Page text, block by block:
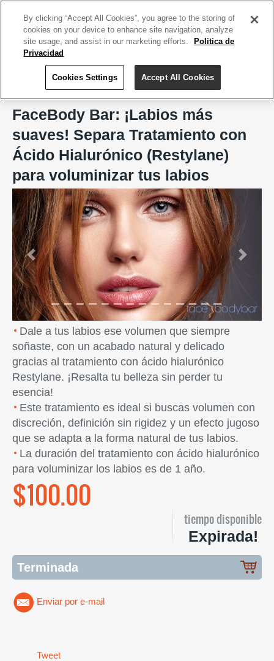
FaceBody Bar, San Juan
FaceBody Bar: ¡Labios más
suaves! Separa Tratamiento con
Ácido Hialurónico (Restylane)
para voluminizar tus labios
Previous Next
Dale a tus labios ese volumen que siempre
soñaste, con un acabado natural y delicado
gracias al tratamiento con ácido hialurónico
Restylane. ¡Resalta tu belleza sin perder tu
esencia!
Este tratamiento es ideal si buscas volumen con
discreción, definición sin rigidez y un efecto jugoso
que se adapta a la forma natural de tus labios.
La duración del tratamiento con ácido hialurónico
para voluminizar los labios es de 1 año.
$100.00
tiempo disponible
Expirada!
Terminada
Enviar por e-mail
Tweet
By clicking “Accept All Cookies”, you agree to the storing of
cookies on your device to enhance site navigation, analyze
site usage, and assist in our marketing efforts.
Politica de
Privacidad
Cookies Settings Accept All Cookies